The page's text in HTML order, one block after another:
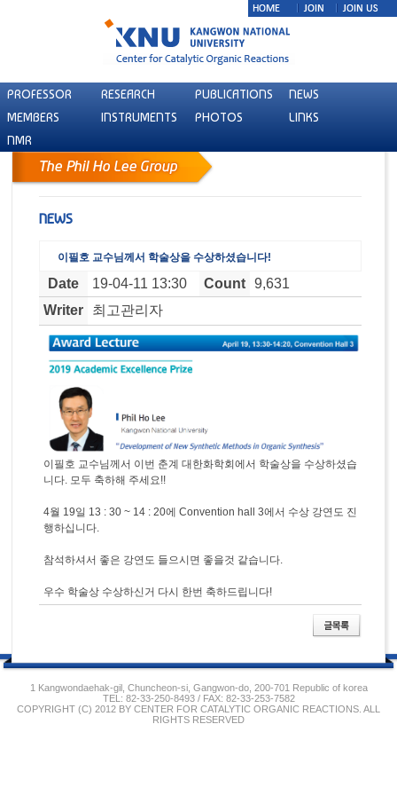
PROFESSOR RESEARCH PUBLICATIONS
NEWS
MEMBERS
INSTRUMENTS PHOTOS
LINKS
NMR
NEWS
이필호 교수님께서 학술상을 수상하셨습니다!
Date 19-04-11 13:30 Count 9,631
Writer
최고관리자
이필호 교수님께서 이번 춘계 대한화학회에서 학술상을 수상하셨습
니다. 모두 축하해 주세요!!
4월 19일 13 : 30 ~ 14 : 20에 Convention hall 3에서 수상 강연도 진
행하십니다.
참석하셔서 좋은 강연도 들으시면 좋을것 같습니다.
우수 학술상 수상하신거 다시 한번 축하드립니다!
1 Kangwondaehak-gil, Chuncheon-si, Gangwon-do, 200-701 Republic of korea
TEL: 82-33-250-8493 / FAX: 82-33-253-7582
COPYRIGHT (C) 2012 BY CENTER FOR CATALYTIC ORGANIC REACTIONS. ALL
RIGHTS RESERVED